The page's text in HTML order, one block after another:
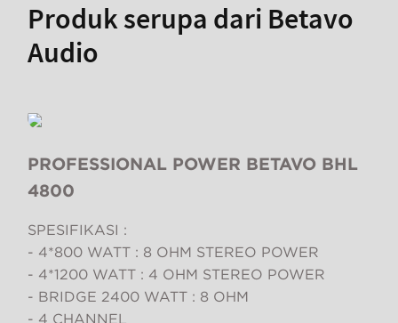
Produk serupa dari Betavo
Audio
PROFESSIONAL POWER BETAVO BHL
4800
SPESIFIKASI :
- 4*800 WATT : 8 OHM STEREO POWER
- 4*1200 WATT : 4 OHM STEREO POWER
- BRIDGE 2400 WATT : 8 OHM
- 4 CHANNEL